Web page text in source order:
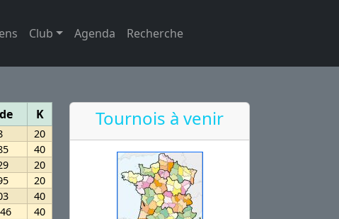
Club Agenda Recherche
K
20
40
20
20
40
40
Tournois à venir